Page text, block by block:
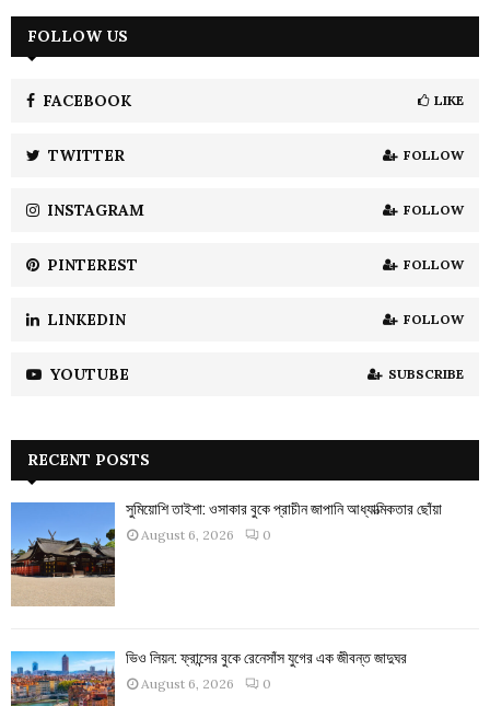
h
H
FOLLOW US
FACEBOOK LIKE
TWITTER FOLLOW
INSTAGRAM FOLLOW
PINTEREST FOLLOW
LINKEDIN FOLLOW
YOUTUBE SUBSCRIBE
RECENT POSTS
সুমিয়োশি তাইশা: ওসাকার বুকে প্রাচীন জাপানি আধ্যাত্মিকতার ছোঁয়া
August 6, 2026 0
ভিও লিয়ন: ফ্রান্সের বুকে রেনেসাঁস যুগের এক জীবন্ত জাদুঘর
August 6, 2026 0